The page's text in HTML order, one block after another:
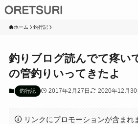
ホーム 釣行記
釣りブログ読んでて疼い
の管釣りいってきたよ
釣行記 2017年2月27日 2020年12月30
リンクにプロモーションが含まれ